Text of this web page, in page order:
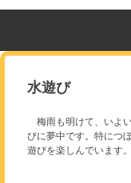
水遊び
梅雨も明けて、いよ
びに夢中です。特につ
遊びを楽しんでいます。